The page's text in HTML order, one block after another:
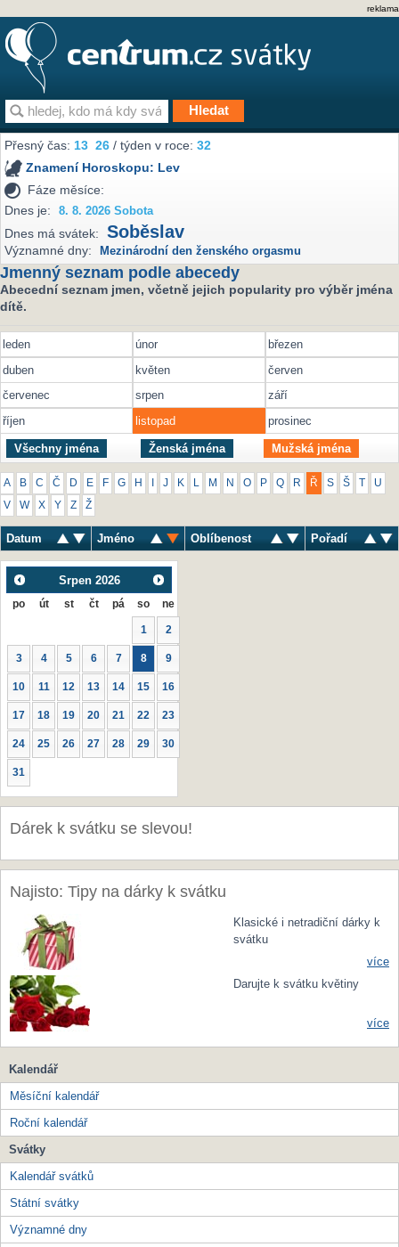
reklama
Přesný čas:13 26 / týden v roce:32
Znamení Horoskopu: Lev
Fáze měsíce:
Dnes je:
8. 8. 2026 Sobota
Dnes má svátek: Soběslav
Významné dny: Mezinárodní den ženského orgasmu
Jmenný seznam podle abecedy
Abecední seznam jmen, včetně jejich popularity pro výběr jména
dítě.
leden únor
březen
duben
květen
červen
červenec
srpen
září
říjen
listopad prosinec
Všechny jména Ženská jména Mužská jména
A B C Č D E F G H J K M N O P Q R Ř S Š U
V W X Y Z Ž
Datum Jméno Oblíbenost Pořadí
Srpen 2026
po út st čt pá so ne
1 2
3 4 5 6 7 8 9
10 11 12 13 14 15 16
17 18 19 20 21 22 23
24 25 26 27 28 29 30
31
Dárek k svátku se slevou!
Najisto: Tipy na dárky k svátku
Klasické i netradiční dárky k
svátku
více
Darujte k svátku květiny
více
Kalendář
Měsíční kalendář
Roční kalendář
Svátky
Kalendář svátků
Státní svátky
Významné dny